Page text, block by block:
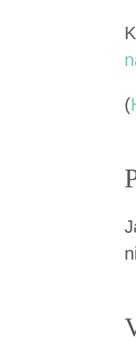
(